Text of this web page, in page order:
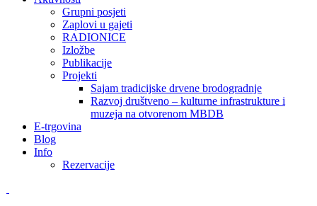
Grupni posjeti
Zaplovi u gajeti
RADIONICE
Izložbe
Publikacije
Projekti
Sajam tradicijske drvene brodogradnje
Razvoj društveno – kulturne infrastrukture i
muzeja na otvorenom MBDB
E-trgovina
Blog
Info
Rezervacije